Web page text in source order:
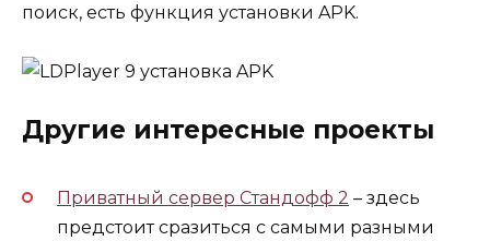
поиск, есть функция установки APK.
Другие интересные проекты
Приватный сервер Стандофф 2 – здесь
предстоит сразиться с самыми разными